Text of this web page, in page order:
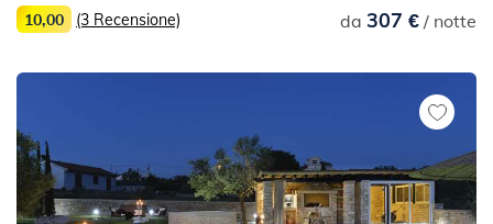
da 307 €/ notte
10,00 (3 Recensione)